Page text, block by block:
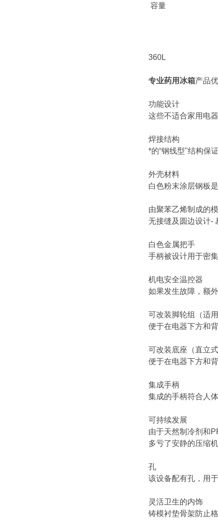
容量
360L
专业药用冰箱产品
功能设计
这些不适合家用电
焊接结构
*的“钢线型"结构保
外壳材料
白色粉末涂层钢板
由聚苯乙烯制成的
无接缝及圆边设计-
白色金属把手
手柄被设计用于密
机电安全温控器
如果发生故障，额
可改装脚轮组（适
便于在电器下方和
可改装底座（直立
便于在电器下方和
集成手柄
集成的手柄符合人
可持续发展
由于天然制冷剂和
多亏了安静的压缩
孔
该设备配有孔，用
灵活卫生的内饰
铸模衬垫骨架防止